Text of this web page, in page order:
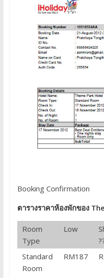
Booking Confirmation
ตารางราคาห้องพักของ
Room
Type
Low
Standard
Room
RM187